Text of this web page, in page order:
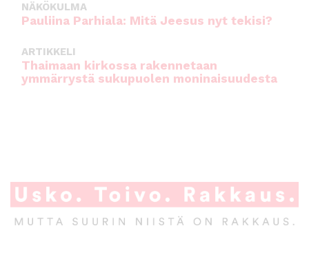
NÄKÖKULMA
Pauliina Parhiala: Mitä Jeesus nyt tekisi?
ARTIKKELI
Thaimaan kirkossa rakennetaan
ymmärrystä sukupuolen moninaisuudesta